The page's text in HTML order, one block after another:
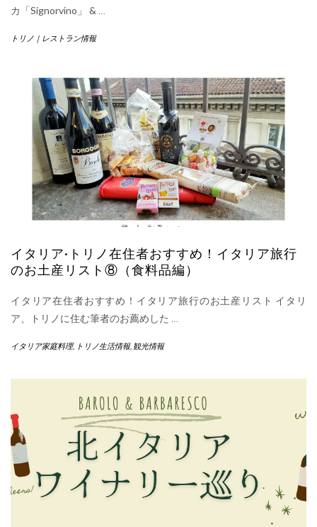
カ「Signorvino」 & …
トリノ｜レストラン情報
イタリア•トリノ在住者おすすめ！イタリア旅行
のお土産リスト⑧（食料品編）
イタリア在住者おすすめ！イタリア旅行のお土産リスト イタリ
ア、トリノに住む筆者のお薦めした …
イタリア家庭料理, トリノ生活情報, 観光情報